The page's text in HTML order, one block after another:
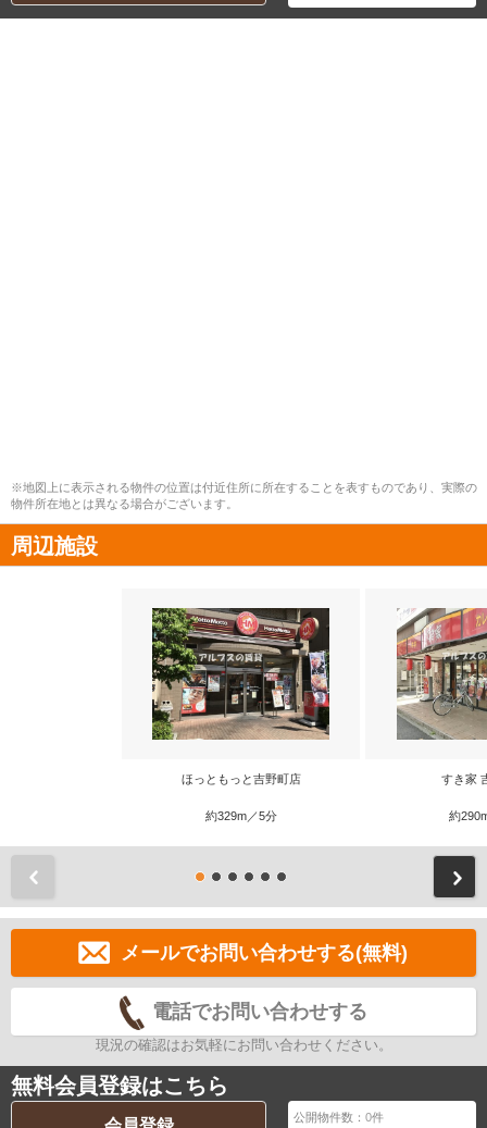
※地図上に表示される物件の位置は付近住所に所在することを表すものであり、実際の
物件所在地とは異なる場合がございます。
周辺施設
ほっともっと吉野町店
約329m／5分
すき家
約
メールでお問い合わせする(無料)
電話でお問い合わせする
現況の確認はお気軽にお問い合わせください。
無料会員登録はこちら
公開物件数：0件